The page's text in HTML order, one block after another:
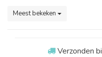
Meest bekeken
Verzonden